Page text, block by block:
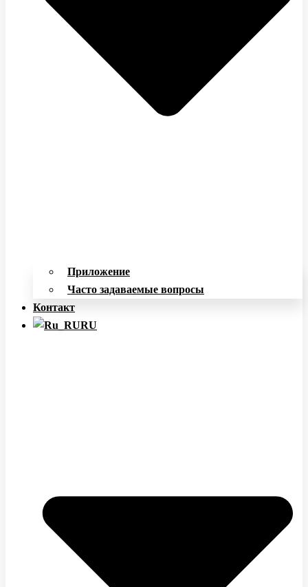
Приложение
Часто задаваемые вопросы
Контакт
RU